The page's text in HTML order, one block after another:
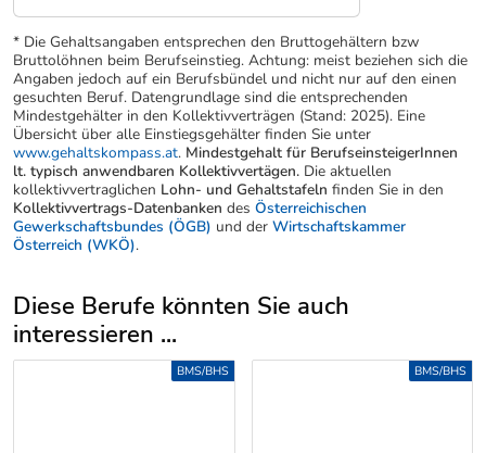
* Die Gehaltsangaben entsprechen den Bruttogehältern bzw
Bruttolöhnen beim Berufseinstieg. Achtung: meist beziehen sich die
Angaben jedoch auf ein Berufsbündel und nicht nur auf den einen
gesuchten Beruf. Datengrundlage sind die entsprechenden
Mindestgehälter in den Kollektivverträgen (Stand: 2025). Eine
Übersicht über alle Einstiegsgehälter finden Sie unter
www.gehaltskompass.at. Mindestgehalt für BerufseinsteigerInnen
lt. typisch anwendbaren Kollektivvertägen. Die aktuellen
kollektivvertraglichen Lohn- und Gehaltstafeln finden Sie in den
Kollektivvertrags-Datenbanken des Österreichischen
Gewerkschaftsbundes (ÖGB) und der Wirtschaftskammer
Österreich (WKÖ).
Diese Berufe könnten Sie auch
interessieren ...
Uber weitere Berufsvorschläge
BMS/BHS BMS/BHS